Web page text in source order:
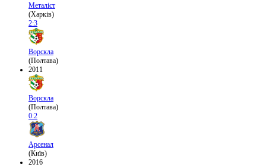
Металіст
(Харків)
2:3
Ворскла
(Полтава)
2011
Ворскла
(Полтава)
0:2
Арсенал
(Київ)
2016